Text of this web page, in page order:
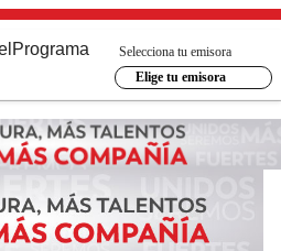
Programa
Selecciona tu emisora
Elige tu emisora